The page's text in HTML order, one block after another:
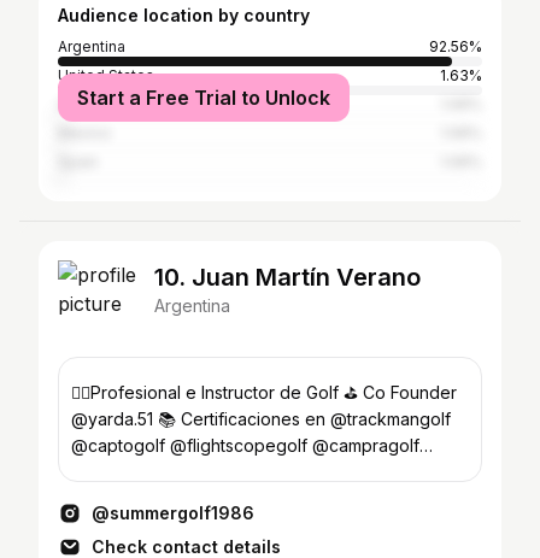
Audience location by country
Argentina
92.56%
United States
1.63%
Uruguay
Start a Free Trial to Unlock
10. Juan Martín Verano
Argentina
🏌️‍♂️Profesional e Instructor de Golf ⛳ Co Founder
@yarda.51 📚 Certificaciones en @trackmangolf
@captogolf @flightscopegolf @campragolf
@summergolf1986
Check contact details